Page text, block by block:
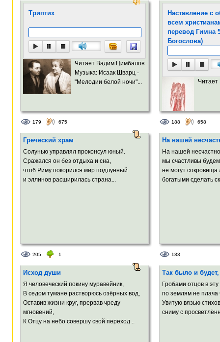
Триптих
Читает Вадим Цимбалов
Музыка: Исаак Шварц -
"Мелодии белой ночи"...
179 675
Наставление с
всем
перевод Гимна
Богослова)
188 658
Греческий храм
Солунью управлял проконсул юный.
Сражался он без отдыха и сна,
чтоб Риму покорился мир подлунный
и эллинов расширилась страна...
205 1
На нашей
На нашей
мы счастливы
не могут сокровища
богатыми сделать
183
Исход души
Я человеческий покину муравейник,
В седом тумане растворюсь озёрных вод,
Оставив жизни круг, прервав чреду
мгновений,
К Отцу на небо совершу свой переход...
Так было и
Гробами отцов в
по землям не плача
Увитую вязью
сниму с